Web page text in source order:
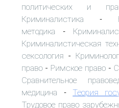
политических и
Криминалистика -
методика -
Криминалистическая
сексология -
право - Римское право -
Сравнительное
медицина - Теория
Трудовое право